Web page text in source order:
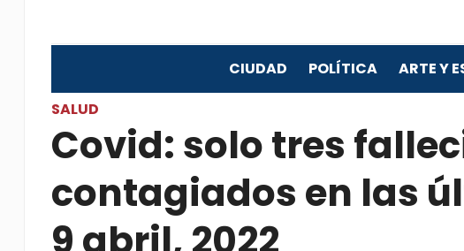
CIUDAD POLÍTICA ARTE Y
SALUD
Covid: solo tres
contagiados en las